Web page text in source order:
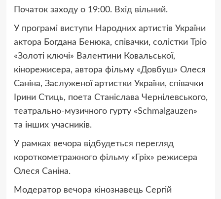
Початок заходу о 19:00. Вхід вільний.
У програмі виступи Народних артистів України
актора Богдана Бенюка, співачки, солістки Тріо
«Золоті ключі» Валентини Ковальської,
кінорежисера, автора фільму «Довбуш» Олеся
Саніна, Заслуженої артистки України, співачки
Ірини Стиць, поета Станіслава Чернілевського,
театрально-музичного гурту «Schmalgauzen»
та інших учасників.
У рамках вечора відбудеться перегляд
короткометражного фільму «Гріх» режисера
Олеся Саніна.
Модератор вечора кінознавець Сергій